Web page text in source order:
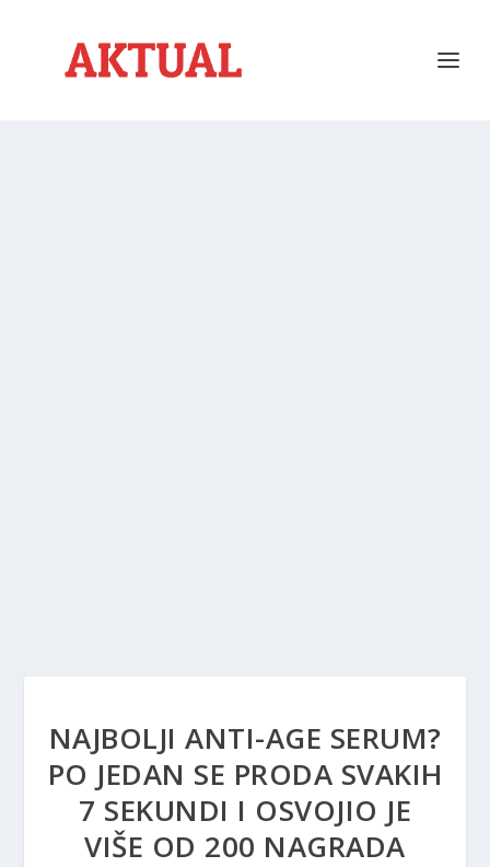
NAJBOLJI ANTI-AGE SERUM?
PO JEDAN SE PRODA SVAKIH
7 SEKUNDI I OSVOJIO JE
VIŠE OD 200 NAGRADA